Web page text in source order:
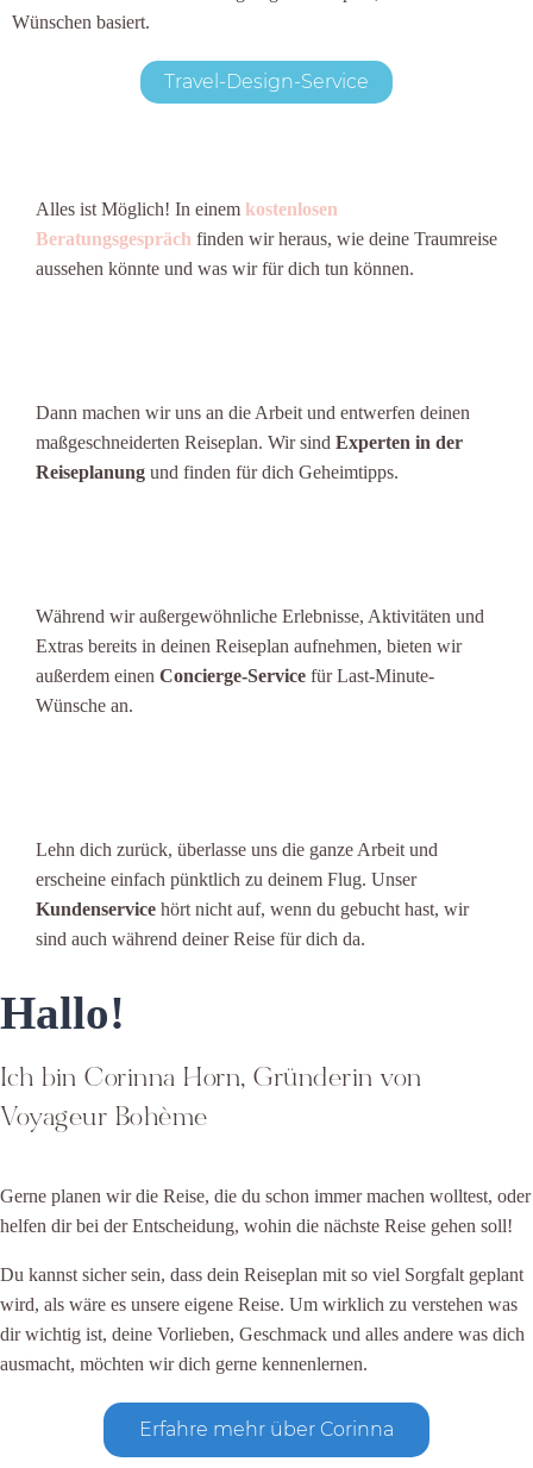
Wünschen basiert.
Travel-Design-Service
Alles ist Möglich! In einem kostenlosen
Beratungsgespräch finden wir heraus, wie deine Traumreise
aussehen könnte und was wir für dich tun können.
Dann machen wir uns an die Arbeit und entwerfen deinen
maßgeschneiderten Reiseplan. Wir sind Experten in der
Reiseplanung und finden für dich Geheimtipps.
Während wir außergewöhnliche Erlebnisse, Aktivitäten und
Extras bereits in deinen Reiseplan aufnehmen, bieten wir
außerdem einen Concierge-Service für Last-Minute-
Wünsche an.
Lehn dich zurück, überlasse uns die ganze Arbeit und
erscheine einfach pünktlich zu deinem Flug. Unser
Kundenservice hört nicht auf, wenn du gebucht hast, wir
sind auch während deiner Reise für dich da.
Hallo!
Ich bin Corinna Horn, Gründerin von
Voyageur Bohème
Gerne planen wir die Reise, die du schon immer machen wolltest, oder
helfen dir bei der Entscheidung, wohin die nächste Reise gehen soll!
Du kannst sicher sein, dass dein Reiseplan mit so viel Sorgfalt geplant
wird, als wäre es unsere eigene Reise. Um wirklich zu verstehen was
dir wichtig ist, deine Vorlieben, Geschmack und alles andere was dich
ausmacht, möchten wir dich gerne kennenlernen.
Erfahre mehr über Corinna